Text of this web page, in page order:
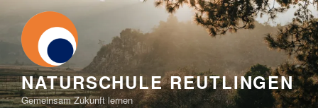
Inhalt
springen
NATURSCHULE REUTLINGEN
Gemeinsam Zukunft lernen